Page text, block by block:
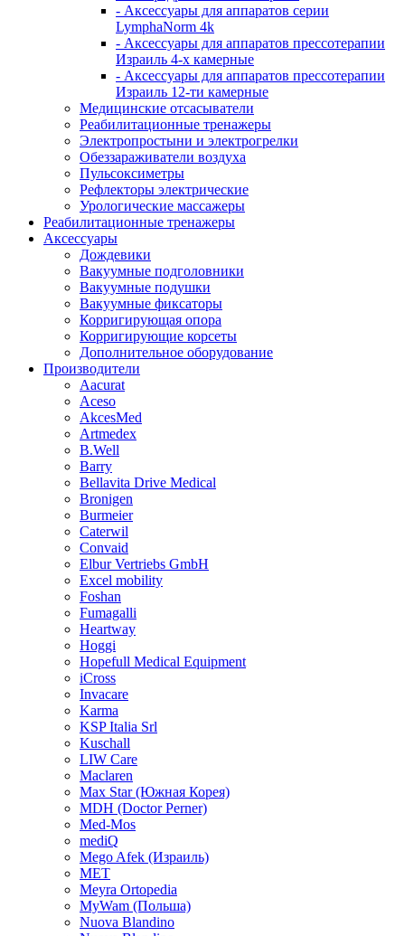
- Аксессуары для аппаратов серии
LymphaNorm 4k
- Аксессуары для аппаратов прессотерапии
Израиль 4-х камерные
- Аксессуары для аппаратов прессотерапии
Израиль 12-ти камерные
Медицинские отсасыватели
Реабилитационные тренажеры
Электропростыни и электрогрелки
Обеззараживатели воздуха
Пульсоксиметры
Рефлекторы электрические
Урологические массажеры
Реабилитационные тренажеры
Аксессуары
Дождевики
Вакуумные подголовники
Вакуумные подушки
Вакуумные фиксаторы
Корригирующая опора
Корригирующие корсеты
Дополнительное оборудование
Производители
Aacurat
Aceso
AkcesMed
Artmedex
B.Well
Barry
Bellavita Drive Medical
Bronigen
Burmeier
Caterwil
Convaid
Elbur Vertriebs GmbH
Excel mobility
Foshan
Fumagalli
Heartway
Hoggi
Hopefull Medical Equipment
iCross
Invacare
Karma
KSP Italia Srl
Kuschall
LIW Care
Maclaren
Max Star (Южная Корея)
MDH (Doctor Perner)
Med-Mos
mediQ
Mego Afek (Израиль)
MET
Meyra Ortopedia
MyWam (Польша)
Nuova Blandino